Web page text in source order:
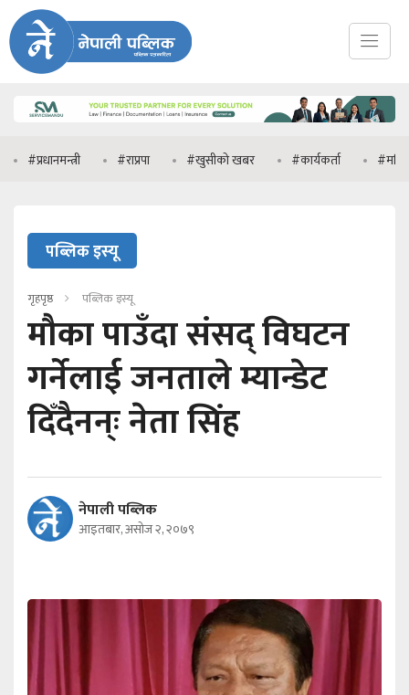
#राप्रपा #खुसीको खबर #कार्यकर्ता #मनिष झा
पब्लिक इस्यू
गृहपृष्ठ पब्लिक इस्यू
मौका पाउँदा संसद् विघटन
गर्नेलाई जनताले म्यान्डेट
दिँदैनन्ः नेता सिंह
नेपाली पब्लिक
आइतबार, असोज २, २०७९